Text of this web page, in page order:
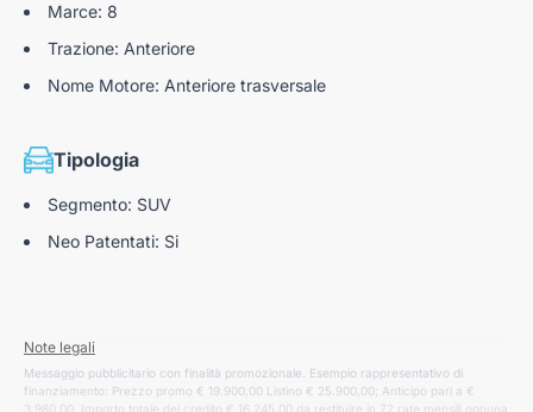
Marce: 8
Trazione: Anteriore
Nome Motore: Anteriore trasversale
Tipologia
Segmento: SUV
Neo Patentati: Si
Note legali
Messaggio pubblicitario con finalità promozionale. Esempio rappresentativo di
finanziamento: Prezzo promo € 19.900,00 Listino € 25.900,00; Anticipo pari a €
3.980,00. Importo totale del credito € 16.245,00 da restituire in 72 rate mensili ognuna